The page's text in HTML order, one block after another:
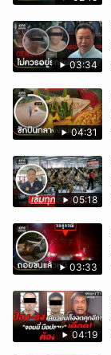
03:34
04:31
05:18
03:33
04:19